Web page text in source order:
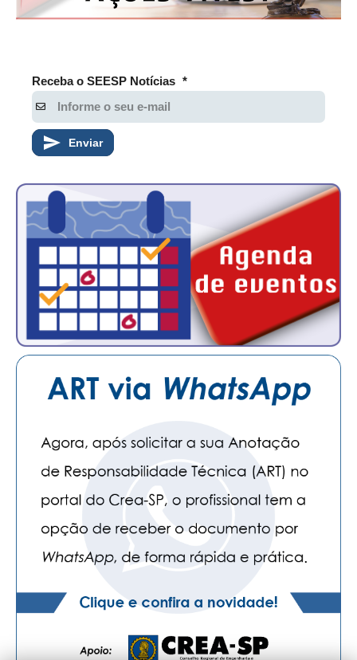
CURSOS
SEESP EDUCAÇÃO
PLATAFORMAS GRATUITAS
BENEFÍCIOS
CONVÊNIOS
PLANO DE SAÚDE
SEESPPREV
CONSÓRCIOS
CAMPANHAS SALARIAIS
COMUNICAÇÃO
PALAVRA DO MURILO
CONTEÚDO ESPECIAL
JORNAL DO ENGENHEIRO
AGENDA
SEESP NOTÍCIAS
NOTÍCIAS NO WHATSAPP
Receba o SEESP Notícias *
Enviar